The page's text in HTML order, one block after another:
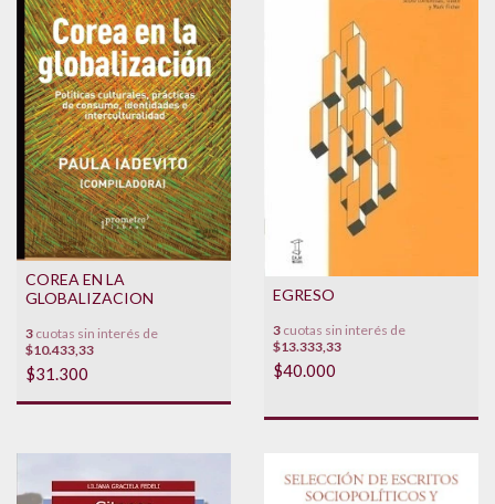
COREA EN LA
GLOBALIZACION
3 cuotas sin interés de
$10.433,33
$31.300
EGRESO
3 cuotas sin interés de
$13.333,33
$40.000